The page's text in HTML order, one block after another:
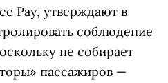
Pay, утверждают в
соблюдение
не собирает
пассажиров —